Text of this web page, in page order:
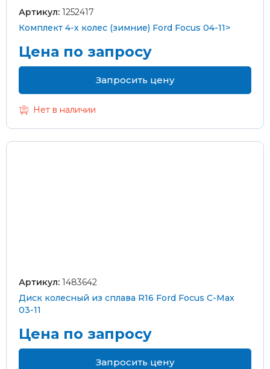
Артикул: 1252417
Комплект 4-х колес (зимние) Ford Focus 04-11>
Цена по запросу
Запросить цену
Нет в наличии
Артикул: 1483642
Диск колесный из сплава R16 Ford Focus C-Max
03-11
Цена по запросу
Запросить цену